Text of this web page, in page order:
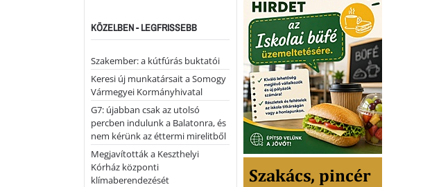
KÖZELBEN - LEGFRISSEBB
Szakember: a kútfúrás buktatói
Keresi új munkatársait a Somogy
Vármegyei Kormányhivatal
G7: újabban csak az utolsó
percben indulunk a Balatonra, és
nem kérünk az éttermi mirelitből
Megjavították a Keszthelyi
Kórház központi
klímaberendezését